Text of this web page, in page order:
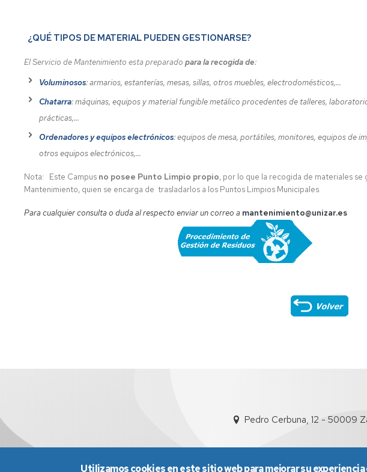
¿QUÉ TIPOS DE MATERIAL PUEDEN GESTIONARSE?
El Servicio de Mantenimiento esta preparado para la recogida de:
Voluminosos: armarios, estanterías, mesas, sillas, otros muebles, electrodomésticos,…
Chatarra: máquinas, equipos y material fungible metálico procedentes de talleres,
prácticas,…
Ordenadores y equipos electrónicos: equipos de mesa, portátiles, monitores, equipos de
otros equipos electrónicos,…
Nota: Este Campus no posee Punto Limpio propio, por lo que la recogida de materiales
Mantenimiento, quien se encarga de trasladarlos a los Puntos Limpios Municipales.
Para cualquier consulta o duda al respecto enviar un correo a mantenimiento@unizar.es
Pedro Cerbuna, 12 - 50009
Utilizamos cookies en este sitio web para mejorar su experiencia